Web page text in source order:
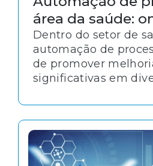
área da saúde:
Dentro do setor de
automação de
de promover
significativas em
administrativa ou
possível reduzir
otimizando os níveis
produtividade.